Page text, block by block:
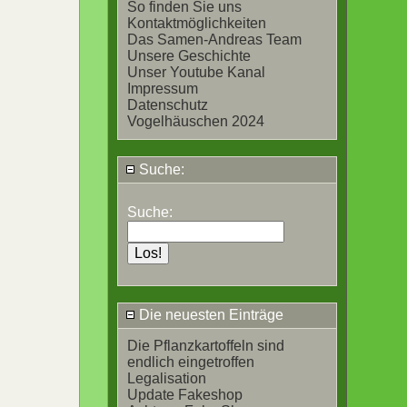
So finden Sie uns
Kontaktmöglichkeiten
Das Samen-Andreas Team
Unsere Geschichte
Unser Youtube Kanal
Impressum
Datenschutz
Vogelhäuschen 2024
Suche:
Suche:
Die neuesten Einträge
Die Pflanzkartoffeln sind
endlich eingetroffen
Legalisation
Update Fakeshop